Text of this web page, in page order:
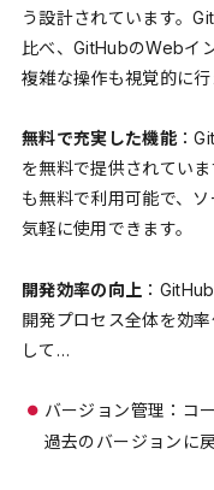
う設計されています。
比べ、GitHubのWebイ
複雑な操作も視覚的に行
無料で充実した機能：
を無料で提供されてい
も無料で利用可能で、
気軽に使用できます。
開発効率の向上 ：
開発プロセス全体を効
して…
バージョン管理：コ
過去のバージョンに